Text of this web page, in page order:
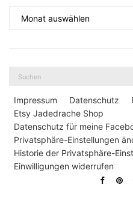
Impressum Datenschutz
Etsy Jadedrache Shop
Datenschutz für meine
Privatsphäre-Einstellungen
Historie der Privatsphäre-
Einwilligungen widerrufen